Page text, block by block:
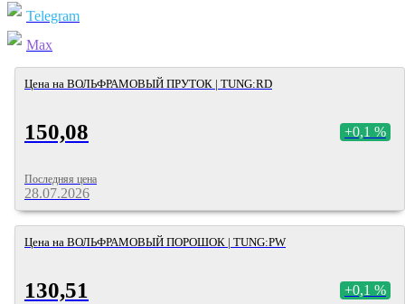
Telegram
Max
Цена на ВОЛЬФРАМОВЫЙ ПРУТОК | TUNG:RD
150,08 +0,1 %
Последняя цена
28.07.2026
Цена на ВОЛЬФРАМОВЫЙ ПОРОШОК | TUNG:PW
130,51 +0,1 %